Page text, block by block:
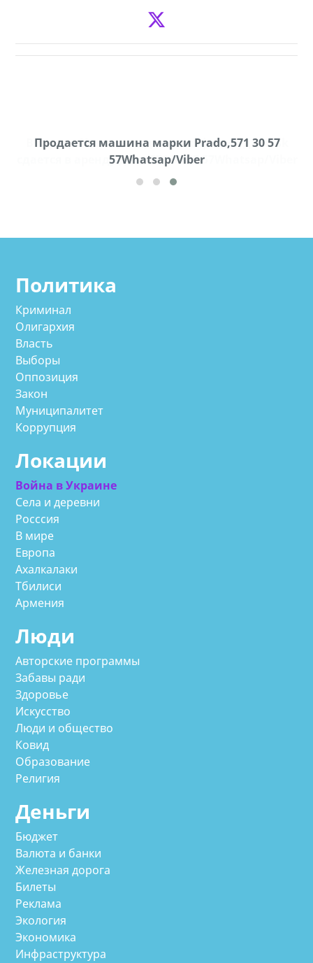
Продается машина марки Prado,571 30 57
57Whatsap/Viber
Политика
Криминал
Олигархия
Власть
Выборы
Оппозиция
Закон
Муниципалитет
Коррупция
Локации
Война в Украине
Села и деревни
Росссия
В мире
Европа
Ахалкалаки
Тбилиси
Армения
Люди
Авторские программы
Забавы ради
Здоровье
Искусство
Люди и общество
Ковид
Образование
Религия
Деньги
Бюджет
Валюта и банки
Железная дорога
Билеты
Реклама
Экология
Экономика
Инфраструктура